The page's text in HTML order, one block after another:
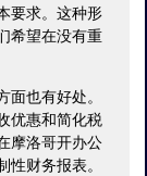
要求。这种形
希望在没有重
也有好处。
优惠和简化税
摩洛哥开办公
财务报表。